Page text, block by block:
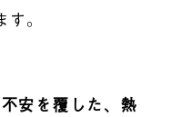
。
安を覆した、熱